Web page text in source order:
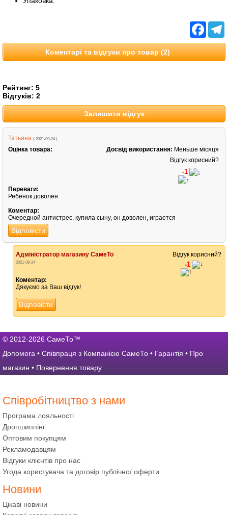
Коментарі та відгуки про товар (2)
Рейтинг: 5
Відгуків: 2
Залишити відгук
Татьяна ( 2021-09-24 )
Оцінка товара: Досвід використання: Меньше місяця
Відгук корисний?
-1
Переваги:
Ребенок доволен
Коментар:
Очередной антистрес, купила сыну, он доволен, играется
Відповісти
Адміністратор магазину СамеТо
2021-09-24
Відгук корисний?
-1
Коментар:
Дякуємо за Ваш відгук!
Відповісти
© 2012-2026 СамеТо™
Допомога • Співпраця з Компанією СамеТо • Гарантія • Про
магазин • Повернення товару
Співробітництво з нами
Програма лояльності
Дропшиппінг
Оптовим покупцям
Рекламодавцям
Відгуки клієнтів про нас
Угода користувача та договір публічної оферти
Новини
Цікаві новини